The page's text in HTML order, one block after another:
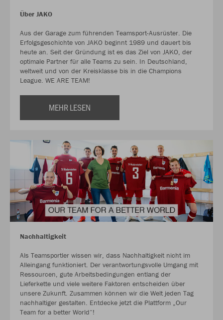
Über JAKO
Aus der Garage zum führenden Teamsport-Ausrüster. Die
Erfolgsgeschichte von JAKO beginnt 1989 und dauert bis
heute an. Seit der Gründung ist es das Ziel von JAKO, der
optimale Partner für alle Teams zu sein. In Deutschland,
weltweit und von der Kreisklasse bis in die Champions
League. WE ARE TEAM!
MEHR LESEN
Nachhaltigkeit
Als Teamsportler wissen wir, dass Nachhaltigkeit nicht im
Alleingang funktioniert. Der verantwortungsvolle Umgang mit
Ressourcen, gute Arbeitsbedingungen entlang der
Lieferkette und viele weitere Faktoren entscheiden über
unsere Zukunft. Zusammen können wir die Welt jeden Tag
nachhaltiger gestalten. Entdecke jetzt die Plattform „Our
Team for a better World“!